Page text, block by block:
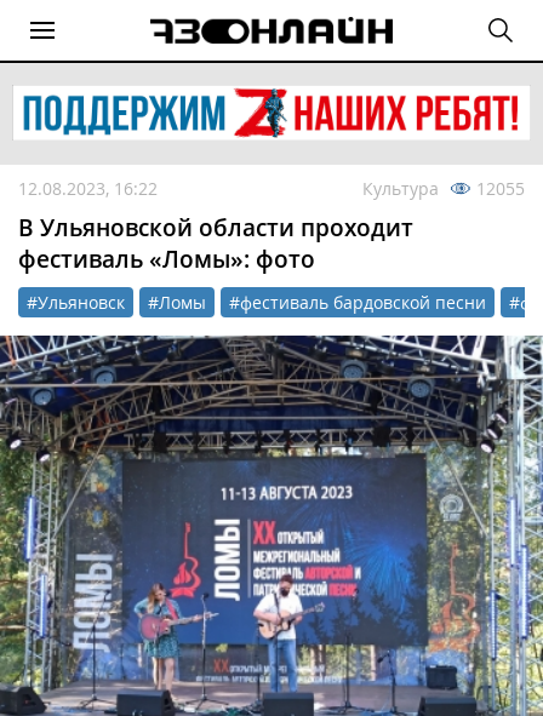
12.08.2023, 16:22 Культура 12055
В Ульяновской области проходит
фестиваль «Ломы»: фото
#Ульяновск #Ломы #фестиваль бардовской песни